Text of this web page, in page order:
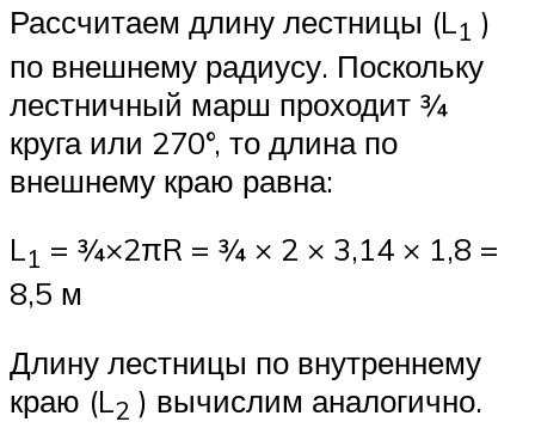
Рассчитаем длину лестницы (L1 )
по внешнему радиусу. Поскольку
лестничный марш проходит ¾
круга или 270°, то длина по
внешнему краю равна:
L1 = ¾×2πR = ¾ × 2 × 3,14 × 1,8 =
8,5 м
Длину лестницы по внутреннему
краю (L2 ) вычислим аналогично.